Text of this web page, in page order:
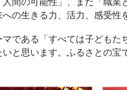
の生きる力、活力、感受性
である「すべては子ども
と思います。ふるさとの